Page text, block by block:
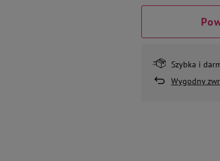
Szybka i
Wygodny